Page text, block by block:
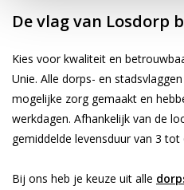
De vlag van Losdorp
Kies voor kwaliteit en
Unie. Alle dorps- en
mogelijke zorg gemaakt en
werkdagen. Afhankelijk van de
gemiddelde levensduur van 3 tot
Bij ons heb je keuze uit alle